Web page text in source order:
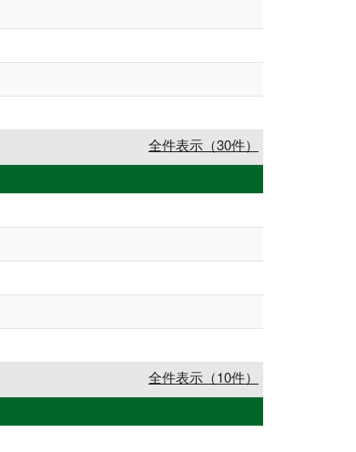
全件表示（30件）
全件表示（10件）